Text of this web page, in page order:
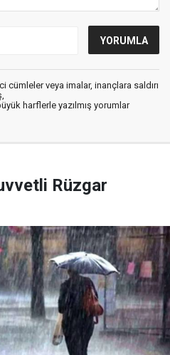
cümleler veya imalar, inançlara saldırı
harflerle yazılmış yorumlar
Rüzgar